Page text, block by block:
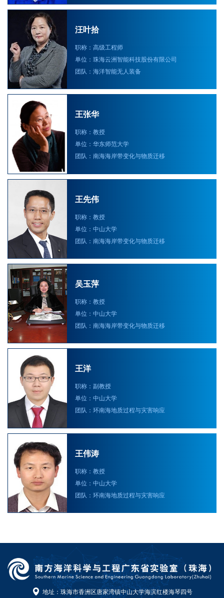
汪叶拾
职称：高级工程师
单位：珠海云洲智能科技股份有限公司
团队：海洋智能无人装备
王张华
职称：教授
单位：华东师范大学
团队：南海海岸带变化与物质迁移
王先伟
职称：教授
单位：中山大学
团队：南海海岸带变化与物质迁移
吴玉萍
职称：教授
单位：中山大学
团队：南海海岸带变化与物质迁移
王洋
职称：副教授
单位：中山大学
团队：环南海地质过程与灾害响应
王伟涛
职称：教授
单位：中山大学
团队：环南海地质过程与灾害响应
地址：珠海市香洲区唐家湾镇中山大学海滨红楼海琴四号